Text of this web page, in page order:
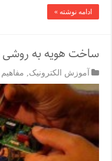
ادامه نوشته »
ساخت هویه به روشی
آموزش الکترونیک مفاهیم